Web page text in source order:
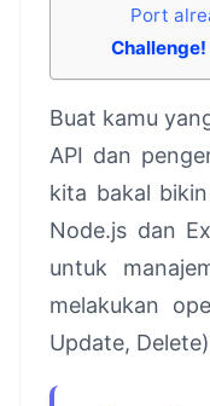
Port
Challenge!
Buat kamu
API dan
kita bakal
Node.js dan
untuk
melakukan
Update,